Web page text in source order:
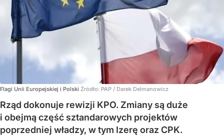
Flagi Unii Europejskiej i Polski Źródło: PAP / Darek Delmanowicz
Rząd dokonuje rewizji KPO. Zmiany są duże
i obejmą część sztandarowych projektów
poprzedniej władzy, w tym Izerę oraz CPK.